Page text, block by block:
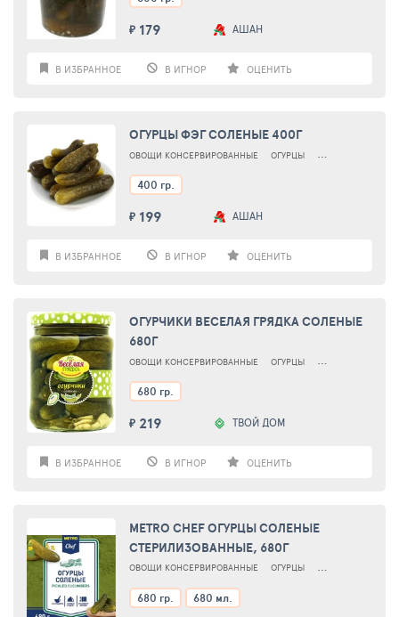
₽ 179 АШАН
В ИЗБРАННОЕ В ИГНОР ОЦЕНИТЬ
ОГУРЦЫ ФЭГ СОЛЕНЫЕ 400Г
ОВОЩИ КОНСЕРВИРОВАННЫЕ ОГУРЦЫ ОГУРЦЫ СОЛЕНЫЕ
400 гр.
₽ 199 АШАН
В ИЗБРАННОЕ В ИГНОР ОЦЕНИТЬ
ОГУРЧИКИ ВЕСЕЛАЯ ГРЯДКА СОЛЕНЫЕ
680Г
ОВОЩИ КОНСЕРВИРОВАННЫЕ ОГУРЦЫ ОГУРЦЫ СОЛЕНЫЕ
680 гр.
₽ 219 ТВОЙ ДОМ
В ИЗБРАННОЕ В ИГНОР ОЦЕНИТЬ
METRO CHEF ОГУРЦЫ СОЛЕНЫЕ
СТЕРИЛИЗОВАННЫЕ, 680Г
ОВОЩИ КОНСЕРВИРОВАННЫЕ ОГУРЦЫ ОГУРЦЫ СОЛЕНЫЕ
680 гр. 680 мл.